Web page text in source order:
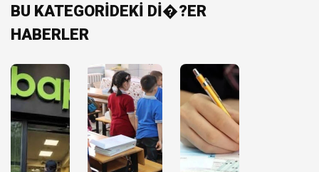
BU KATEGORİDEKİ Dİ�?ER
HABERLER